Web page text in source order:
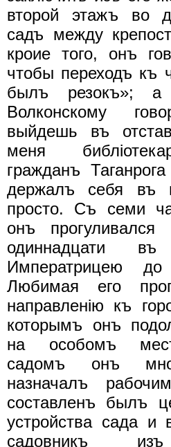
второй этажъ во
садъ между
кроие того, онъ
чтобы переходъ къ
былъ резокъ»; а
Волконскому
выйдешь въ
меня
гражданъ
держалъ себя въ
просто. Съ семи
онъ
одиннадцати
Императрицею
Любимая его
направленiю къ
которымъ онъ
на особомъ
садомъ онъ
назначалъ
составленъ былъ
устройства сада и
садовникъ изъ